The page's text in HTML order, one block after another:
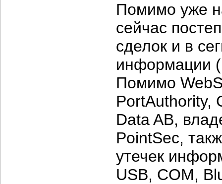
Помимо уже
сейчас
сделок и в
информации
Помимо
PortAuthority,
Data AB,
PointSec,
утечек
USB, COM,